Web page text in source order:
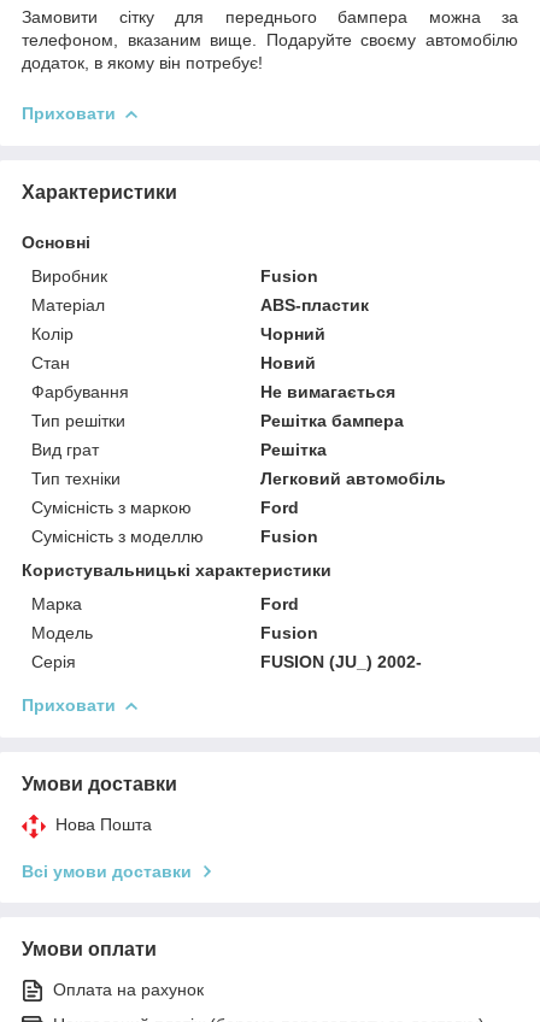
Замовити сітку для переднього бампера можна за
телефоном, вказаним вище. Подаруйте своєму автомобілю
додаток, в якому він потребує!
Приховати
Характеристики
Основні
Виробник
Fusion
Матеріал
ABS-пластик
Колір
Чорний
Стан
Новий
Фарбування
Не вимагається
Тип решітки
Решітка бампера
Вид грат
Решітка
Тип техніки
Легковий автомобіль
Сумісність з маркою
Ford
Сумісність з моделлю
Fusion
Користувальницькі характеристики
Марка
Ford
Модель
Fusion
Серія
FUSION (JU_) 2002-
Приховати
Умови доставки
Нова Пошта
Всі умови доставки
Умови оплати
Оплата на рахунок